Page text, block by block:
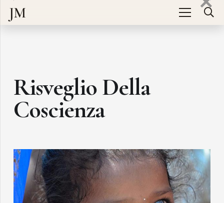
JM
Risveglio Della
Coscienza